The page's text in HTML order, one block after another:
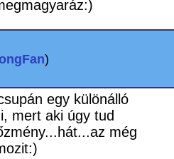
)
egy különálló
mert aki úgy tud
még